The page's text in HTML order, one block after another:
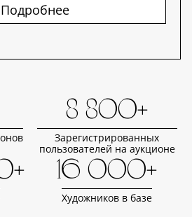
Подробнее
8 800+
Зарегистрированных
пользователей на аукционе
16 000+
Художников в базе